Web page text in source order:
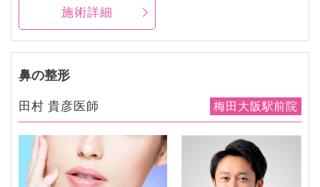
施術詳細
鼻の整形
田村 貴彦医師 梅田大阪駅前院